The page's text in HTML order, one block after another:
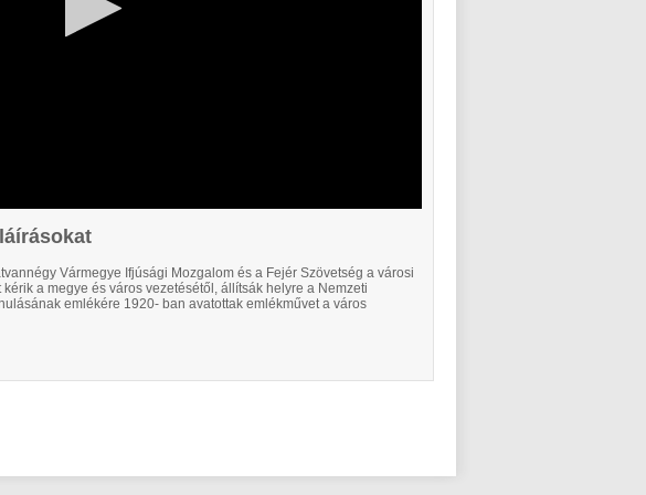
Vármegye Ifjúsági Mozgalom és a Fejér Szövetség a városi
a megye és város vezetésétől, állítsák helyre a Nemzeti
emlékére 1920- ban avatottak emlékművet a város